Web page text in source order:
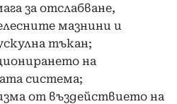
за отслабване,
мазнини и
тъкан;
на
система;
от въздействието на